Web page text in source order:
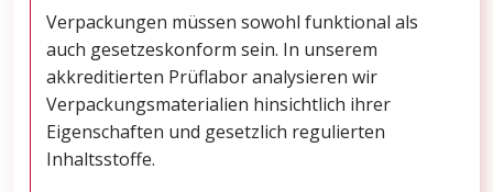
Verpackungen müssen sowohl funktional als
auch gesetzeskonform sein. In unserem
akkreditierten Prüflabor analysieren wir
Verpackungsmaterialien hinsichtlich ihrer
Eigenschaften und gesetzlich regulierten
Inhaltsstoffe.